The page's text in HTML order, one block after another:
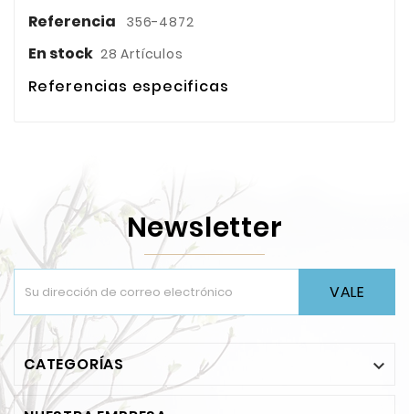
Referencia 356-4872
En stock 28 Artículos
Referencias especificas
Newsletter
VALE
CATEGORÍAS 